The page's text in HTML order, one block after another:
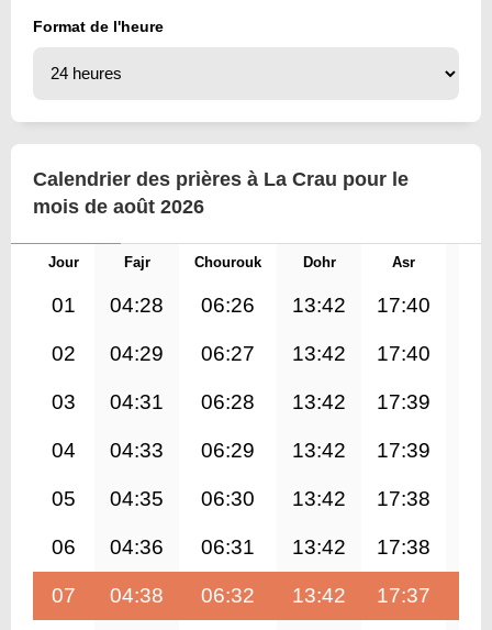
Format de l'heure
Calendrier des prières à La Crau pour le
mois de août 2026
Jour Fajr Chourouk Dohr Asr
01 04:28 06:26 13:42 17:40
02 04:29 06:27 13:42 17:40
03 04:31 06:28 13:42 17:39
04 04:33 06:29 13:42 17:39
05 04:35 06:30 13:42 17:38
06 04:36 06:31 13:42 17:38
07 04:38 06:32 13:42 17:37